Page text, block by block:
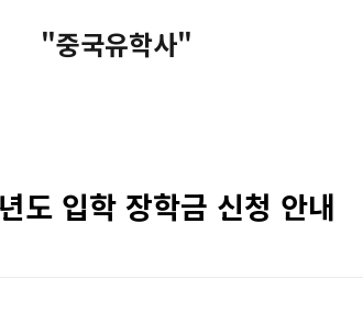
"중국유학사"
도 입학 장학금 신청 안내